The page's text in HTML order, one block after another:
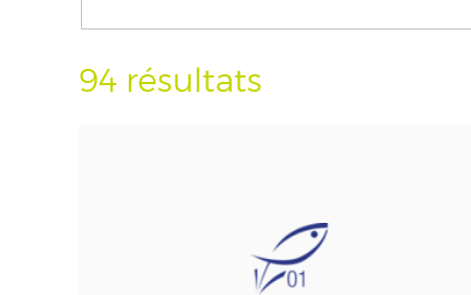
94 résultats